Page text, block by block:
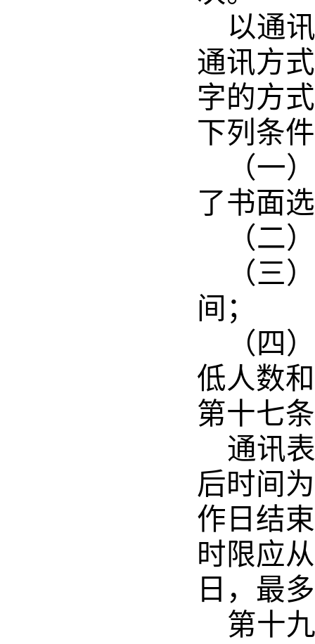
以通
通讯方
字的方
下列条
（一）
了书面
（二）
（三）
间；
（四）
低人数
第十七
通讯
后时间
作日结
时限应
日，最
第十